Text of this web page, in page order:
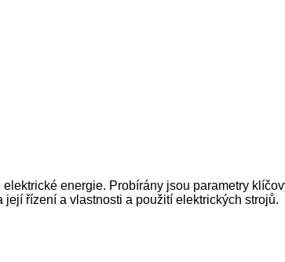
energie. Probírány jsou parametry
řízení a vlastnosti a použití elektrických strojů.